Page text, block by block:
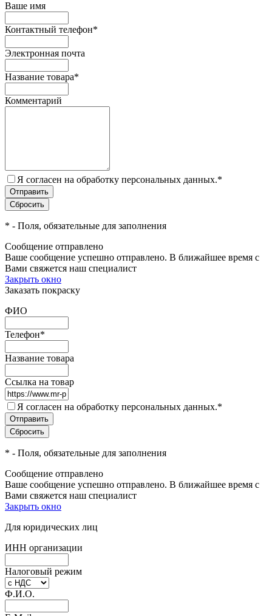
Ваше имя
Контактный телефон*
Электронная почта
Название товара*
Комментарий
Я согласен на обработку персональных данных.*
* - Поля, обязательные для заполнения
Сообщение отправлено
Ваше сообщение успешно отправлено. В ближайшее время с
Вами свяжется наш специалист
Закрыть окно
Заказать покраску
ФИО
Телефон*
Название товара
Ссылка на товар
Я согласен на обработку персональных данных.*
* - Поля, обязательные для заполнения
Сообщение отправлено
Ваше сообщение успешно отправлено. В ближайшее время с
Вами свяжется наш специалист
Закрыть окно
Для юридических лиц
ИНН организации
Налоговый режим
Ф.И.О.